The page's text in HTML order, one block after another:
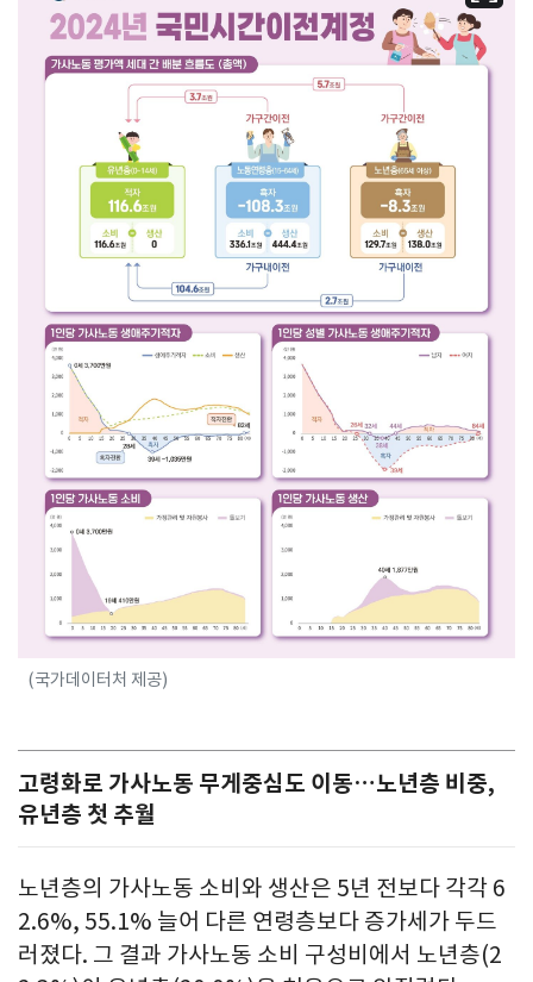
(국가데이터처 제공)
고령화로 가사노동 무게중심도 이동…노년층 비중,
유년층 첫 추월
노년층의 가사노동 소비와 생산은 5년 전보다 각각 6
2.6%, 55.1% 늘어 다른 연령층보다 증가세가 두드
러졌다. 그 결과 가사노동 소비 구성비에서 노년층(2